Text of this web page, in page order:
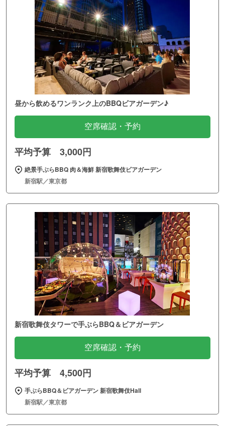
昼から飲めるワンランク上のBBQビアガーデン♪
空席確認・予約
平均予算 3,000円
絶景手ぶらBBQ 肉＆海鮮 新宿歌舞伎ビアガーデン
新宿駅／東京都
新宿歌舞伎タワーで手ぶらBBQ＆ビアガーデン
空席確認・予約
平均予算 4,500円
手ぶらBBQ＆ビアガーデン 新宿歌舞伎Hall
新宿駅／東京都